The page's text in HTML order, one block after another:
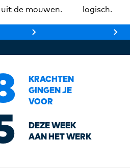
uit de mouwen.
logisch.
KRACHTEN
GINGEN JE
VOOR
DEZE WEEK
AAN HET WERK